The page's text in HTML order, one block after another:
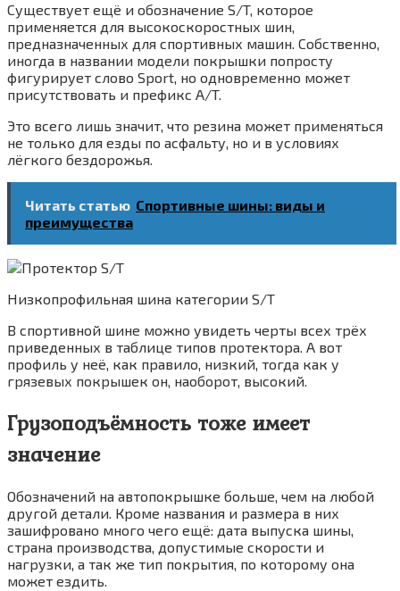
Существует ещё и обозначение S/T, которое
применяется для высокоскоростных шин,
предназначенных для спортивных машин. Собственно,
иногда в названии модели покрышки попросту
фигурирует слово Sport, но одновременно может
присутствовать и префикс A/T.
Это всего лишь значит, что резина может применяться
не только для езды по асфальту, но и в условиях
лёгкого бездорожья.
Читать статью Спортивные шины: виды и
преимущества
Низкопрофильная шина категории S/T
В спортивной шине можно увидеть черты всех трёх
приведенных в таблице типов протектора. А вот
профиль у неё, как правило, низкий, тогда как у
грязевых покрышек он, наоборот, высокий.
Грузоподъёмность тоже имеет
значение
Обозначений на автопокрышке больше, чем на любой
другой детали. Кроме названия и размера в них
зашифровано много чего ещё: дата выпуска шины,
страна производства, допустимые скорости и
нагрузки, а так же тип покрытия, по которому она
может ездить.